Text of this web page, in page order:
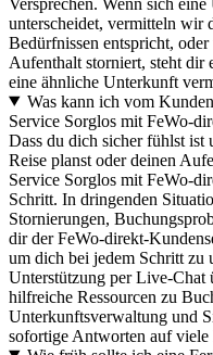
unterscheidet, vermitteln wir
Bedürfnissen entspricht,
Aufenthalt storniert, steht dir
eine ähnliche Unterkunft
Was kann ich vom
Service Sorglos mit FeWo-
Dass du dich sicher fühlst ist
Reise planst oder deinen
Service Sorglos mit FeWo-
Schritt. In dringenden
Stornierungen,
dir der FeWo-direkt-
um dich bei jedem Schritt zu
Unterstützung per Live-Chat
hilfreiche Ressourcen zu
Unterkunftsverwaltung und
sofortige Antworten auf viele